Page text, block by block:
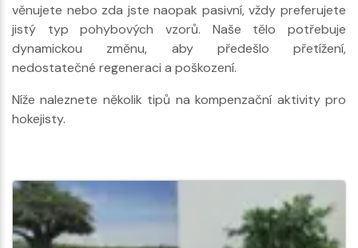
věnujete nebo zda jste naopak pasivní, vždy preferujete
jistý typ pohybových vzorů. Naše tělo potřebuje
dynamickou změnu, aby předešlo přetížení,
nedostatečné regeneraci a poškození.
Níže naleznete několik tipů na kompenzační aktivity pro
hokejisty.